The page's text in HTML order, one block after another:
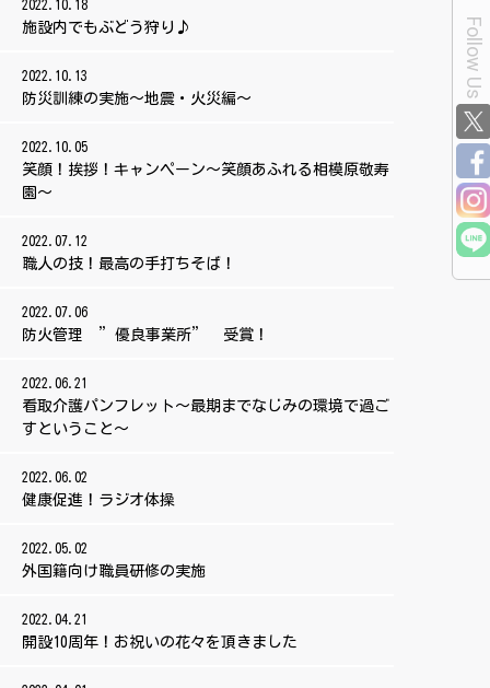
2022.10.18
施設内でもぶどう狩り♪
2022.10.13
防災訓練の実施～地震・火災編～
2022.10.05
笑顔！挨拶！キャンペーン～笑顔あふれる相模原敬寿
園～
2022.07.12
職人の技！最高の手打ちそば！
2022.07.06
防火管理 ”優良事業所” 受賞！
2022.06.21
看取介護パンフレット～最期までなじみの環境で過ご
すということ～
2022.06.02
健康促進！ラジオ体操
2022.05.02
外国籍向け職員研修の実施
2022.04.21
開設10周年！お祝いの花々を頂きました
Follow Us